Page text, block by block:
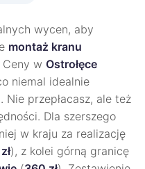
wycen, aby
montaż kranu
Ceny w Ostrołęce
niemal idealnie
przepłacasz, ale też
Dla szerszego
w kraju za realizację
), z kolei górną granicę